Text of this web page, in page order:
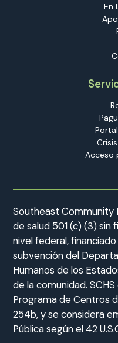
En
Acceso
Southeast Community
de salud 501 (c) (3) sin
nivel federal,
subvención del
Humanos de los
de la comunidad.
Programa de Centros
254b, y se considera
Pública según el 42